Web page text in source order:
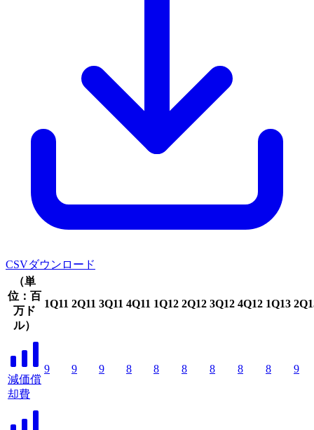
CSVダウンロード
（単
位：百
万ド
ル）
1Q11 2Q11 3Q11 4Q11 1Q12 2Q12 3Q12 4Q12 1Q13
減価償
却費
9 9 9 8 8 8 8 8 8 9